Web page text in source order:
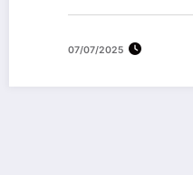
07/07/2025